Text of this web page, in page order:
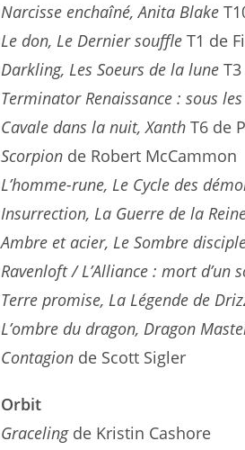
Narcisse enchaîné, Anita Blake
Le don, Le Dernier souffle T1 de
Darkling, Les Soeurs de la lune
Terminator Renaissance : sous
Cavale dans la nuit, XanthT6 de
Scorpion de Robert McCammon
L’homme-rune, Le Cycle des
Insurrection, La Guerre de la
Ambre et acier, Le Sombre
Ravenloft / L’Alliance : mort d’un
Terre promise, La Légende de
L’ombre du dragon,Dragon
Contagion de Scott Sigler
Orbit
Graceling de Kristin Cashore